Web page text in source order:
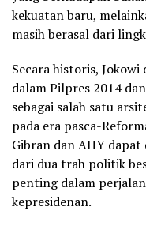
kekuatan baru,
masih berasal dari
Secara historis,
dalam Pilpres 2014
sebagai salah satu
pada era pasca-
Gibran dan AHY
dari dua trah politik
penting dalam
kepresidenan.